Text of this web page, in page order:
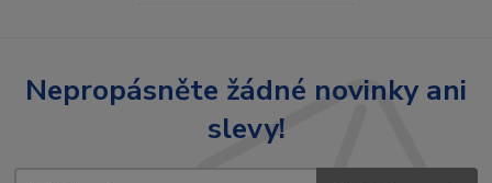
Nepropásněte žádné novinky ani
slevy!